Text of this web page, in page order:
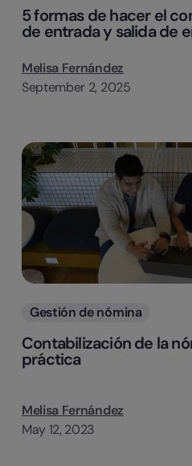
5 formas de hacer el
de entrada y salida de
Melisa Fernández
September 2, 2025
Categorias
Gestión de nómina
Contabilización de la
práctica
Melisa Fernández
May 12, 2023